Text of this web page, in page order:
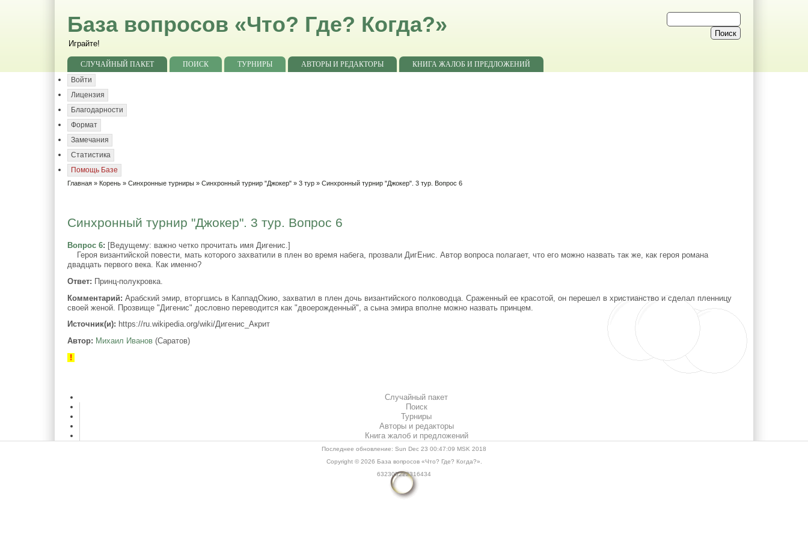
База вопросов «Что? Где? Когда?»
Играйте!
СЛУЧАЙНЫЙ ПАКЕТ ПОИСК ТУРНИРЫ АВТОРЫ И РЕДАКТОРЫ
КНИГА ЖАЛОБ И ПРЕДЛОЖЕНИЙ
Войти
Лицензия
Благодарности
Формат
Замечания
Статистика
Помощь Базе
Главная » Корень »Синхронные турниры »Синхронный турнир "Джокер" »3 тур » Синхронный турнир "Джокер". 3 тур. Вопрос 6
Синхронный турнир "Джокер". 3 тур. Вопрос 6
Вопрос 6: [Ведущему: важно четко прочитать имя Дигенис.]
Героя византийской повести, мать которого захватили в плен во время набега, прозвали ДигЕнис. Автор вопроса полагает, что его можно назвать так же, как героя романа
двадцать первого века. Как именно?
Ответ: Принц-полукровка.
Комментарий: Арабский эмир, вторгшись в КаппадОкию, захватил в плен дочь византийского полководца. Сраженный ее красотой, он перешел в христианство и сделал пленницу
своей женой. Прозвище "Дигенис" дословно переводится как "двоерожденный", а сына эмира вполне можно назвать принцем.
Источник(и): https://ru.wikipedia.org/wiki/Дигенис_Акрит
Автор: Михаил Иванов (Саратов)
!
Случайный пакет
Поиск
Турниры
Авторы и редакторы
Книга жалоб и предложений
Последнее обновление: Sun Dec 23 00:47:09 MSK 2018
Copyright © 2026 База вопросов «Что? Где? Когда?».
632305222316434